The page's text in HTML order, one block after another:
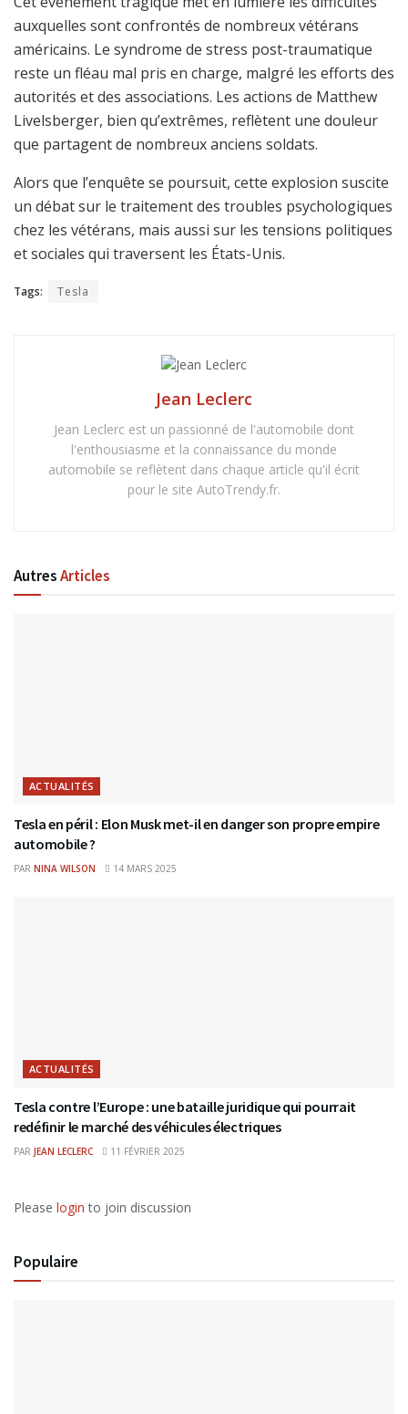
auxquelles sont confrontés de nombreux vétérans
américains. Le syndrome de stress post-traumatique
reste un fléau mal pris en charge, malgré les efforts des
autorités et des associations. Les actions de Matthew
Livelsberger, bien qu’extrêmes, reflètent une douleur
que partagent de nombreux anciens soldats.
Alors que l’enquête se poursuit, cette explosion suscite
un débat sur le traitement des troubles psychologiques
chez les vétérans, mais aussi sur les tensions politiques
et sociales qui traversent les États-Unis.
Tags: Tesla
Jean Leclerc
Jean Leclerc est un passionné de l'automobile dont
l'enthousiasme et la connaissance du monde
automobile se reflètent dans chaque article qu'il écrit
pour le site AutoTrendy.fr.
AutresArticles
ACTUALITÉS
Tesla en péril : Elon Musk met-il en danger son propre empire
automobile ?
PAR NINA WILSON 14 MARS 2025
ACTUALITÉS
Tesla contre l’Europe : une bataille juridique qui pourrait
redéfinir le marché des véhicules électriques
PAR JEAN LECLERC 11 FÉVRIER 2025
Please login to join discussion
Populaire